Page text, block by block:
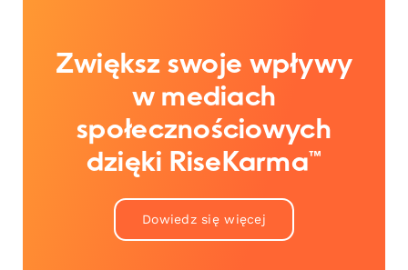
Zwiększ swoje wpływy
w mediach
społecznościowych
dzięki RiseKarma™
Dowiedz się więcej